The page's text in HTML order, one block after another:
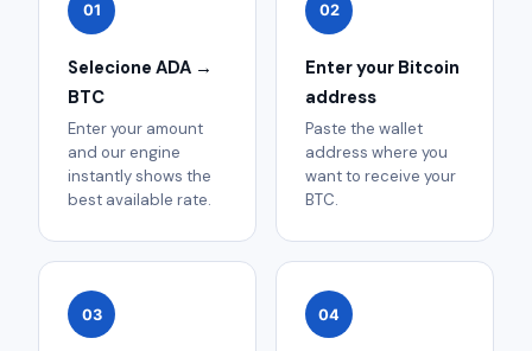
01
Selecione ADA →
BTC
Enter your amount
and our engine
instantly shows the
best available rate.
02
Enter your Bitcoin
address
Paste the wallet
address where you
want to receive your
BTC.
03 04